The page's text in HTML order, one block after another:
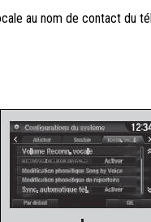
au nom de contact du